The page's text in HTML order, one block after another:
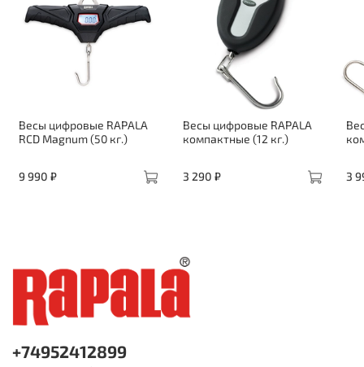
Весы цифровые RAPALA
RCD Magnum (50 кг.)
9 990 ₽
Весы цифровые RAPALA
компактные (12 кг.)
3 290 ₽ 3
+74952412899